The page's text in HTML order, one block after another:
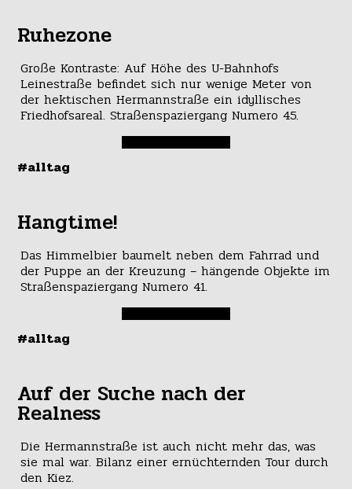
Ruhezone
Große Kontraste: Auf Höhe des U-Bahnhofs
Leinestraße befindet sich nur wenige Meter von
der hektischen Hermannstraße ein idyllisches
Friedhofsareal. Straßenspaziergang Numero 45.
#alltag
Hangtime!
Das Himmelbier baumelt neben dem Fahrrad und
der Puppe an der Kreuzung – hängende Objekte im
Straßenspaziergang Numero 41.
#alltag
Auf der Suche nach der
Realness
Die Hermannstraße ist auch nicht mehr das, was
sie mal war. Bilanz einer ernüchternden Tour durch
den Kiez.